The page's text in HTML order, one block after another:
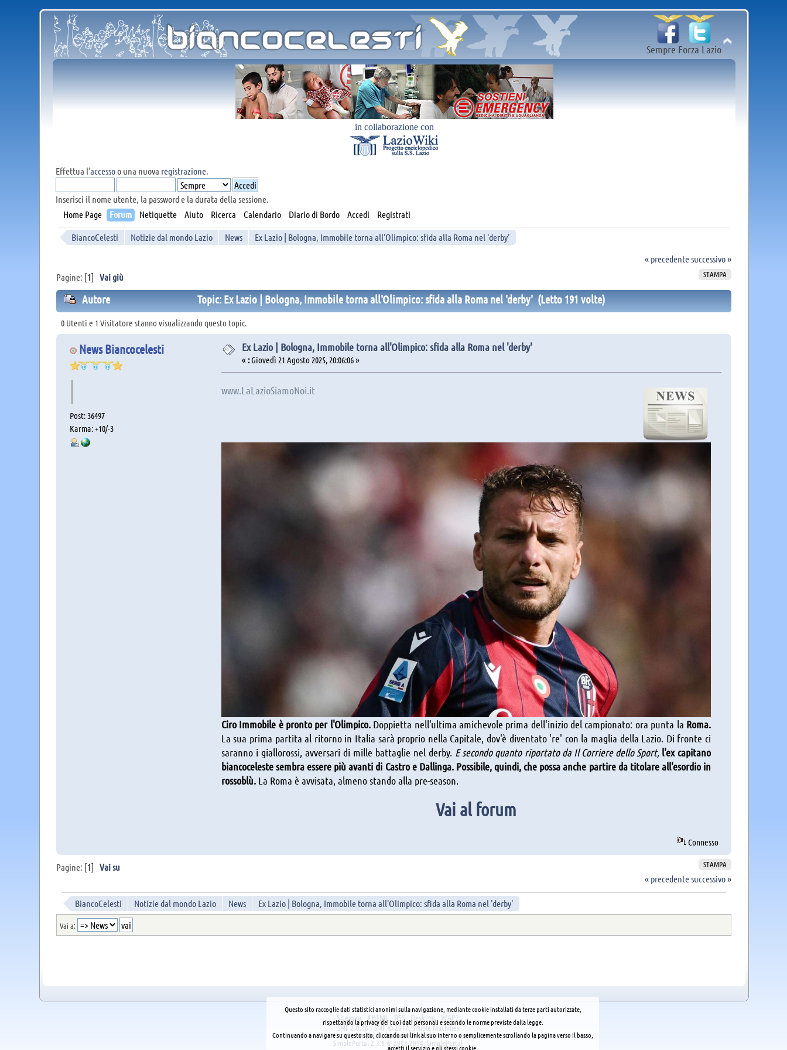
Sempre Forza Lazio
in collaborazione con
Effettua l'accessoo una nuova registrazione.
Inserisci il nome utente, la password e la durata della sessione.
Home Page
Forum Netiquette Aiuto Ricerca Calendario Diario di Bordo Accedi Registrati
BiancoCelesti Notizie dal mondo Lazio News
Ex Lazio | Bologna, Immobile torna all'Olimpico: sfida alla Roma nel 'derby'
« precedentesuccessivo »
STAMPA
Pagine: [1]Vai giù
Autore Topic: Ex Lazio | Bologna, Immobile torna all'Olimpico: sfida alla Roma nel 'derby' (Letto 191 volte)
0 Utenti e 1 Visitatore stanno visualizzando questo topic.
News Biancocelesti
Post: 36497
Karma: +10/-3
Ex Lazio | Bologna, Immobile torna all'Olimpico: sfida alla Roma nel 'derby'
« :Giovedì 21 Agosto 2025, 20:06:06 »
www.LaLazioSiamoNoi.it
Ciro Immobile è pronto per l'Olimpico. Doppietta nell'ultima amichevole prima dell'inizio del campionato: ora punta la Roma.
La sua prima partita al ritorno in Italia sarà proprio nella Capitale, dov'è diventato 're' con la maglia della Lazio. Di fronte ci
saranno i giallorossi, avversari di mille battaglie nel derby. E secondo quanto riportato da Il Corriere dello Sport, l'ex capitano
biancoceleste sembra essere più avanti di Castro e Dallinga. Possibile, quindi, che possa anche partire da titolare all'esordio in
rossoblù.La Roma è avvisata, almeno stando alla pre-season.
Vai al forum
Connesso
STAMPA
Pagine: [1]Vai su
« precedentesuccessivo »
BiancoCelesti Notizie dal mondo Lazio News Ex Lazio | Bologna, Immobile torna all'Olimpico: sfida alla Roma nel 'derby'
Vai a:
Sitemap XHTML RSS Desktop WAP2
SMF 2.0.18|SMF © 2017,Simple Machines
Simple Audio Video Embedder
SimplePortal 2.3.6 © 2008-2014, SimplePortal
Questo sito raccoglie dati statistici anonimi sulla navigazione, mediante cookie installati da terze parti autorizzate,
rispettando la privacy dei tuoi dati personali e secondo le norme previste dalla legge.
Continuando a navigare su questo sito, cliccando sui link al suo interno o semplicemente scrollando la pagina verso il basso,
accetti il servizio e gli stessi cookie.